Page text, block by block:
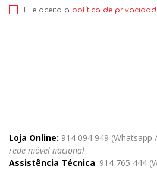
Li e aceito a política de
Loja Online: 914 094 949 (Whatsapp
rede móvel nacional
Assistência Técnica: 914 765 444